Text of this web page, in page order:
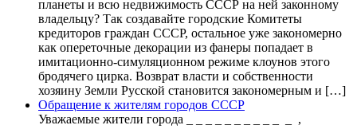
планеты и всю недвижимость СССР на ней законному
владельцу? Так создавайте городские Комитеты
кредиторов граждан СССР, остальное уже закономерно
как опереточные декорации из фанеры попадает в
имитационно-симуляционном режиме клоунов этого
бродячего цирка. Возврат власти и собственности
хозяину Земли Русской становится закономерным и […]
Обращение к жителям городов СССР
Уважаемые жители города _ _ _ _ _ _ _ _ _ _ _ ,